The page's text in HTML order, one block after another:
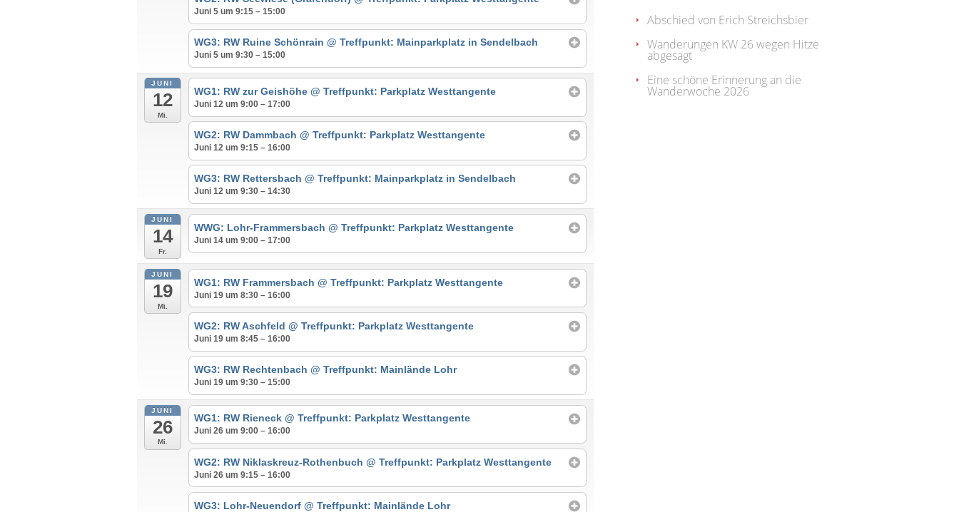
Juni 5 um 9:15 – 15:00
WG3: RW Ruine Schönrain@ Treffpunkt: Mainparkplatz in Sendelbach
Juni 5 um 9:30 – 15:00
JUNI
12
Mi.
WG1: RW zur Geishöhe@ Treffpunkt: Parkplatz Westtangente
Juni 12 um 9:00 – 17:00
WG2: RW Dammbach@ Treffpunkt: Parkplatz Westtangente
Juni 12 um 9:15 – 16:00
WG3: RW Rettersbach@ Treffpunkt: Mainparkplatz in Sendelbach
Juni 12 um 9:30 – 14:30
JUNI
14
Fr.
WWG: Lohr-Frammersbach@ Treffpunkt: Parkplatz Westtangente
Juni 14 um 9:00 – 17:00
JUNI
19
Mi.
WG1: RW Frammersbach@ Treffpunkt: Parkplatz Westtangente
Juni 19 um 8:30 – 16:00
WG2: RW Aschfeld@ Treffpunkt: Parkplatz Westtangente
Juni 19 um 8:45 – 16:00
WG3: RW Rechtenbach@ Treffpunkt: Mainlände Lohr
Juni 19 um 9:30 – 15:00
JUNI
26
Mi.
WG1: RW Rieneck@ Treffpunkt: Parkplatz Westtangente
Juni 26 um 9:00 – 16:00
WG2: RW Niklaskreuz-Rothenbuch@ Treffpunkt: Parkplatz Westtangente
Juni 26 um 9:15 – 16:00
WG3: Lohr-Neuendorf@ Treffpunkt: Mainlände Lohr
Abschied von Erich Streichsbier
Wanderungen KW 26 wegen Hitze
abgesagt
Eine schöne Erinnerung an die
Wanderwoche 2026